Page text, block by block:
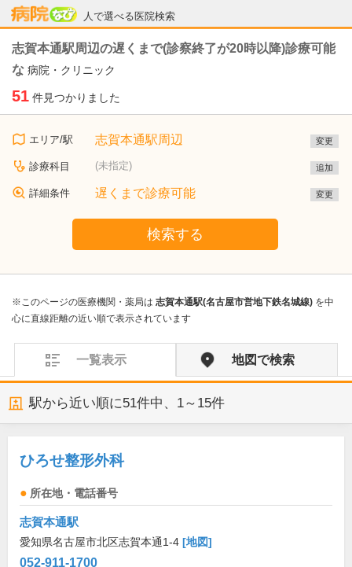
人で選べる医院検索
病院なび
志賀本通駅周辺の遅くまで(診察終了が20時以降)診療可能
な 病院・クリニック
51 件見つかりました
エリア/駅 志賀本通駅周辺 変更
診療科目 (未指定) 追加
詳細条件 遅くまで診療可能 変更
検索する
※このページの医療機関・薬局は 志賀本通駅(名古屋市営地下鉄名城線) を中
心に直線距離の近い順で表示されています
一覧表示 地図で検索
駅から近い順に51件中、 1～15件
ひろせ整形外科
所在地・電話番号
志賀本通駅
愛知県名古屋市北区志賀本通1-4 [地図]
052-911-1700